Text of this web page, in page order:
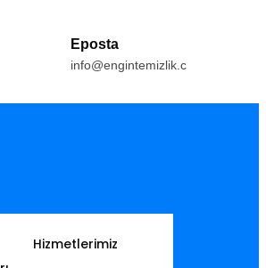
Eposta
info@engintemizlik.com
Hizmetlerimiz